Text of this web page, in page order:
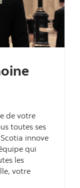
de votre
toutes ses
innove
qui
les
votre